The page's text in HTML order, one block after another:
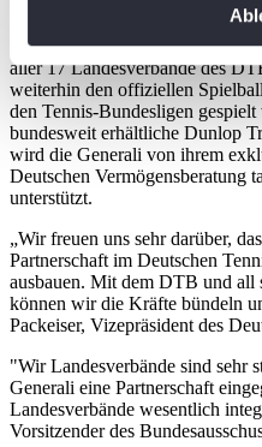
bestimmten
Erfahren Sie mehr darüber,
verarbeitet werden, und
Abschnitt Einzelheiten
Wir verwenden Cookies,
personalisieren,
zu können und die Zugriffe
analysieren. Außerdem
soziale Medien, Werbung
Partner führen diese
weiteren Daten zusammen,
Um den positiven Trend
Partnerschaft gezielt aus und
aller 17 Landesverbände des
weiterhin den offiziellen
den Tennis-Bundesligen
bundesweit erhältliche Dunlop
wird die Generali von ihrem
Deutschen Vermögensberatung
unterstützt.
„Wir freuen uns sehr darüber,
Partnerschaft im Deutschen
ausbauen. Mit dem DTB und all
können wir die Kräfte bündeln
Packeiser, Vizepräsident des
"Wir Landesverbände sind sehr
Generali eine Partnerschaft
Landesverbände wesentlich
Vorsitzender des